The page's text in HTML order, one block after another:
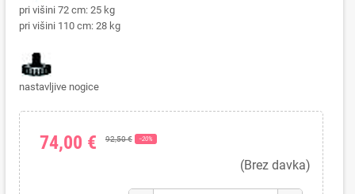
pri višini 72 cm: 25 kg
pri višini 110 cm: 28 kg
nastavljive nogice
74,00 € 92,50 € −20%
(Brez davka)